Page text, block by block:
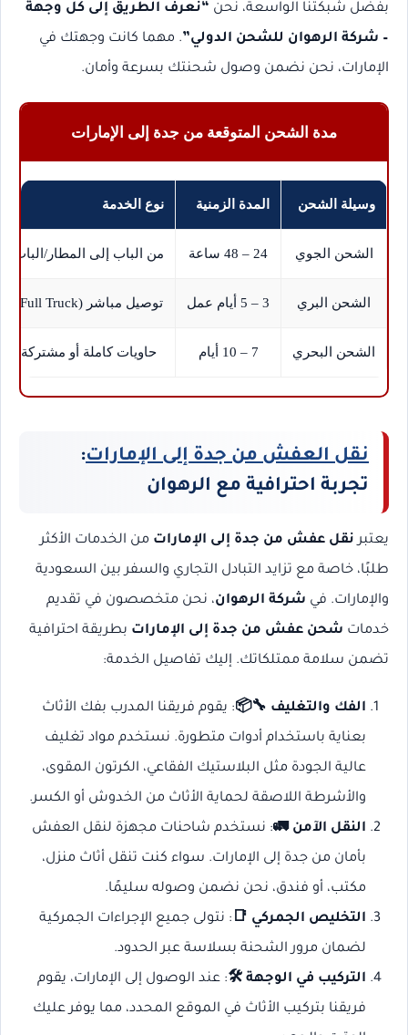
بفضل شبكتنا الواسعة، نحن “نعرف الطريق إلى كل وجهة
– شركة الرهوان للشحن الدولي”. مهما كانت وجهتك في
الإمارات، نحن نضمن وصول شحنتك بسرعة وأمان.
مدة الشحن المتوقعة من جدة إلى الإمارات
وسيلة الشحن المدة الزمنية نوع الخدمة
الشحن الجوي 24 – 48 ساعة من الباب إلى المطار/الباب
الشحن البري 3 – 5 أيام عمل توصيل مباشر (Full Truck)
الشحن البحري 7 – 10 أيام حاويات كاملة أو مشتركة
نقل العفش من جدة إلى الإمارات:
تجربة احترافية مع الرهوان
يعتبرنقل عفش من جدة إلى الإمارات من الخدمات الأكثر
طلبًا، خاصة مع تزايد التبادل التجاري والسفر بين السعودية
والإمارات. في شركة الرهوان، نحن متخصصون في تقديم
خدمات شحن عفش من جدة إلى الإمارات بطريقة احترافية
تضمن سلامة ممتلكاتك. إليك تفاصيل الخدمة:
الفك والتغليف 🔧📦: يقوم فريقنا المدرب بفك الأثاث
بعناية باستخدام أدوات متطورة. نستخدم مواد تغليف
عالية الجودة مثل البلاستيك الفقاعي، الكرتون المقوى،
والأشرطة اللاصقة لحماية الأثاث من الخدوش أو الكسر.
النقل الآمن 🚛: نستخدم شاحنات مجهزة لنقل العفش
بأمان من جدة إلى الإمارات. سواء كنت تنقل أثاث منزل،
مكتب، أو فندق، نحن نضمن وصوله سليمًا.
التخليص الجمركي 📑 : نتولى جميع الإجراءات الجمركية
لضمان مرور الشحنة بسلاسة عبر الحدود.
التركيب في الوجهة 🛠️: عند الوصول إلى الإمارات، يقوم
فريقنا بتركيب الأثاث في الموقع المحدد، مما يوفر عليك